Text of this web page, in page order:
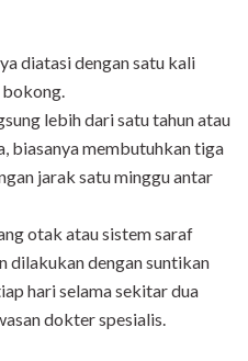
diatasi dengan satu kali
lebih dari satu tahun atau
biasanya membutuhkan tiga
jarak satu minggu antar
otak atau sistem saraf
dilakukan dengan suntikan
hari selama sekitar dua
dokter spesialis.